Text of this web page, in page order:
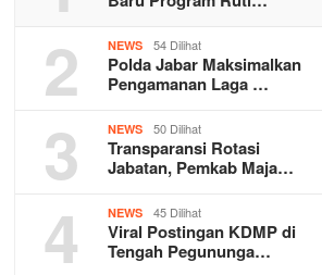
2 NEWS 54 Dilihat
Polda Jabar Maksimalkan
Pengamanan Laga …
3 NEWS 50 Dilihat
Transparansi Rotasi
Jabatan, Pemkab Maja…
4 NEWS 45 Dilihat
Viral Postingan KDMP di
Tengah Pegununga…